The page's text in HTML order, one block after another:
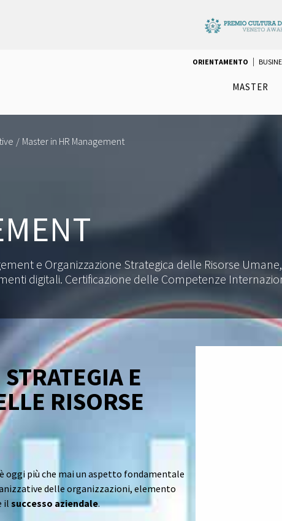
ORIENTAMENTO
MASTER
Master in HR Management
e Organizzazione Strategica delle Risorse
digitali. Certificazione delle Competenze
STRATEGIA E
RISORSE
oggi più che mai un aspetto fondamentale
delle organizzazioni, elemento
ilsuccesso aziendale.